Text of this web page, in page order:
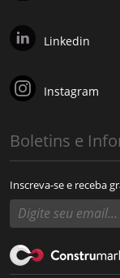
Linkedin
Instagram
Boletins e
Inscreva-se e receba